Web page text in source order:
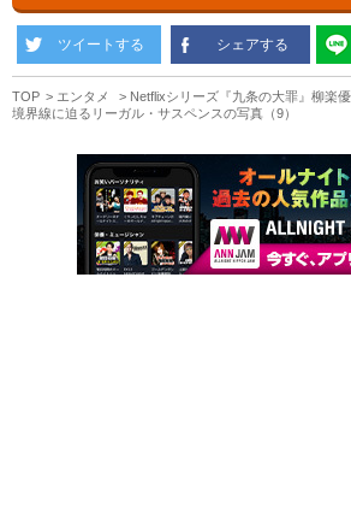
ツイートする シェアする
TOP エンタメ
Netflixシリーズ『九条の大罪』柳楽
境界線に迫るリーガル・サスペンスの写真（9）